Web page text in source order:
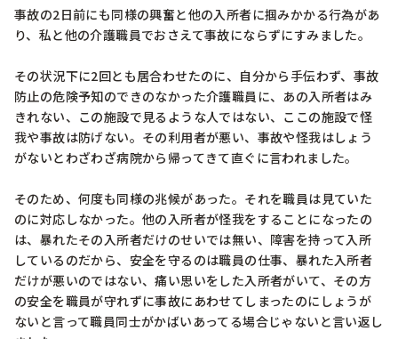
事故の2日前にも同様の興奮と他の入所者に掴みかかる行為があ
り、私と他の介護職員でおさえて事故にならずにすみました。
その状況下に2回とも居合わせたのに、自分から手伝わず、事故
防止の危険予知のできのなかった介護職員に、あの入所者はみ
きれない、この施設で見るような人ではない、ここの施設で怪
我や事故は防げない。その利用者が悪い、事故や怪我はしょう
がないとわざわざ病院から帰ってきて直ぐに言われました。
そのため、何度も同様の兆候があった。それを職員は見ていた
のに対応しなかった。他の入所者が怪我をすることになったの
は、暴れたその入所者だけのせいでは無い、障害を持って入所
しているのだから、安全を守るのは職員の仕事、暴れた入所者
だけが悪いのではない、痛い思いをした入所者がいて、その方
の安全を職員が守れずに事故にあわせてしまったのにしょうが
ないと言って職員同士がかばいあってる場合じゃないと言い返し